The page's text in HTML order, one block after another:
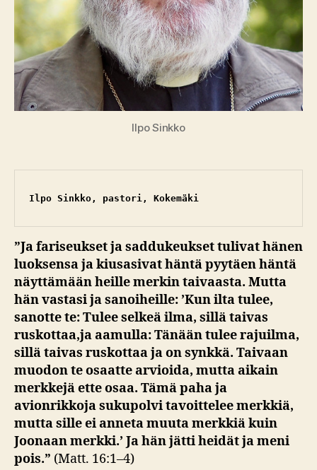
Ilpo Sinkko
Ilpo Sinkko, pastori, Kokemäki
”Ja fariseukset ja saddukeukset tulivat hänen
luoksensa ja kiusasivat häntä pyytäen häntä
näyttämään heille merkin taivaasta. Mutta
hän vastasi ja sanoiheille: ’Kun ilta tulee,
sanotte te: Tulee selkeä ilma, sillä taivas
ruskottaa,ja aamulla: Tänään tulee rajuilma,
sillä taivas ruskottaa ja on synkkä. Taivaan
muodon te osaatte arvioida, mutta aikain
merkkejä ette osaa. Tämä paha ja
avionrikkoja sukupolvi tavoittelee merkkiä,
mutta sille ei anneta muuta merkkiä kuin
Joonaan merkki.’ Ja hän jätti heidät ja meni
pois.” (Matt. 16:1–4)